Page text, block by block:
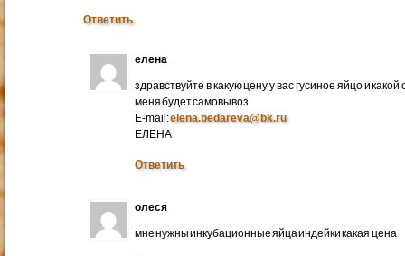
Ответить
елена
здравствуйте в какую цену у вас гусиное яйцо и
меня будет самовывоз
E-mail:elena.bedareva@bk.ru
ЕЛЕНА
Ответить
олеся
мне нужны инкубационные яйца индейки какая цена